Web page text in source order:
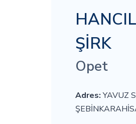
ŞİRK
Opet
Adres:YAVUZ